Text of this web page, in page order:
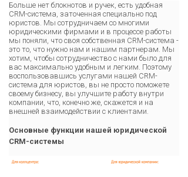
Больше нет блокнотов и ручек, есть удобная
CRM-система, заточенная специально под
юристов. Мы сотрудничаем со многими
юридическими фирмами и в процессе работы
мы поняли, что своя собственная CRM-система -
это то, что нужно нам и нашим партнерам. Мы
хотим, чтобы сотрудничество с нами было для
вас максимально удобным и легким. Поэтому
воспользовавшись услугами нашей CRM-
система для юристов, вы не просто поможете
своему бизнесу, вы улучшите работу внутри
компании, что, конечно же, скажется и на
внешней взаимодействии с клиентами.
Основные функции нашей юридической
CRM-системы